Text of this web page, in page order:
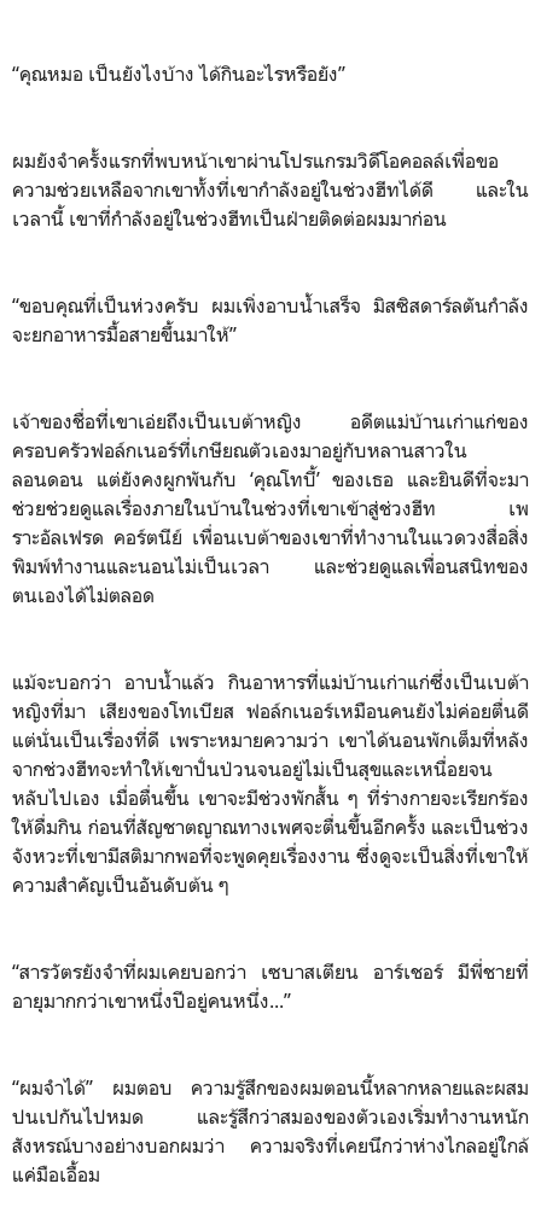
“คุณหมอ เป็นยังไงบ้าง ได้กินอะไรหรือยัง”
ผมยังจำครั้งแรกที่พบหน้าเขาผ่านโปรแกรมวิดีโอคอลล์เพื่อขอ
ความช่วยเหลือจากเขาทั้งที่เขากำลังอยู่ในช่วงฮีทได้ดี และใน
เวลานี้ เขาที่กำลังอยู่ในช่วงฮีทเป็นฝ่ายติดต่อผมมาก่อน
“ขอบคุณที่เป็นห่วงครับ ผมเพิ่งอาบน้ำเสร็จ มิสซิสดาร์ลตันกำลัง
จะยกอาหารมื้อสายขึ้นมาให้”
เจ้าของชื่อที่เขาเอ่ยถึงเป็นเบต้าหญิง อดีตแม่บ้านเก่าแก่ของ
ครอบครัวฟอล์กเนอร์ที่เกษียณตัวเองมาอยู่กับหลานสาวใน
ลอนดอน แต่ยังคงผูกพันกับ ‘คุณโทบี้’ ของเธอ และยินดีที่จะมา
ช่วยช่วยดูแลเรื่องภายในบ้านในช่วงที่เขาเข้าสู่ช่วงฮีท เพ
ราะอัลเฟรด คอร์ตนีย์ เพื่อนเบต้าของเขาที่ทำงานในแวดวงสื่อสิ่ง
พิมพ์ทำงานและนอนไม่เป็นเวลา และช่วยดูแลเพื่อนสนิทของ
ตนเองได้ไม่ตลอด
แม้จะบอกว่า อาบน้ำแล้ว กินอาหารที่แม่บ้านเก่าแก่ซึ่งเป็นเบต้า
หญิงที่มา เสียงของโทเบียส ฟอล์กเนอร์เหมือนคนยังไม่ค่อยตื่นดี
แต่นั่นเป็นเรื่องที่ดี เพราะหมายความว่า เขาได้นอนพักเต็มที่หลัง
จากช่วงฮีทจะทำให้เขาปั่นป่วนจนอยู่ไม่เป็นสุขและเหนื่อยจน
หลับไปเอง เมื่อตื่นขึ้น เขาจะมีช่วงพักสั้น ๆ ที่ร่างกายจะเรียกร้อง
ให้ดื่มกิน ก่อนที่สัญชาตญาณทางเพศจะตื่นขึ้นอีกครั้ง และเป็นช่วง
จังหวะที่เขามีสติมากพอที่จะพูดคุยเรื่องงาน ซึ่งดูจะเป็นสิ่งที่เขาให้
ความสำคัญเป็นอันดับต้น ๆ
“สารวัตรยังจำที่ผมเคยบอกว่า เซบาสเตียน อาร์เชอร์ มีพี่ชายที่
อายุมากกว่าเขาหนึ่งปีอยู่คนหนึ่ง...”
“ผมจำได้” ผมตอบ ความรู้สึกของผมตอนนี้หลากหลายและผสม
ปนเปกันไปหมด และรู้สึกว่าสมองของตัวเองเริ่มทำงานหนัก
สังหรณ์บางอย่างบอกผมว่า ความจริงที่เคยนึกว่าห่างไกลอยู่ใกล้
แค่มือเอื้อม